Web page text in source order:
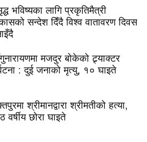
भविष्यका लागि प्रकृतिमैत्री
सन्देश दिँदै विश्व वातावरण दिवस
मजदुर बोकेको ट्र्याक्टर
: दुई जनाको मृत्यु, १० घाइते
श्रीमानद्वारा श्रीमतीको हत्या,
वर्षीय छोरा घाइते